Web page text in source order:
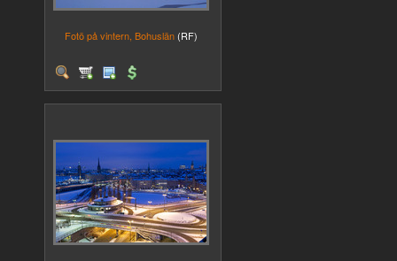
Fotö på vintern, Bohuslän (RF)